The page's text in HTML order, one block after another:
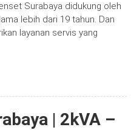
Surabaya didukung oleh
lebih dari 19 tahun. Dan
layanan servis yang
| 2kVA –